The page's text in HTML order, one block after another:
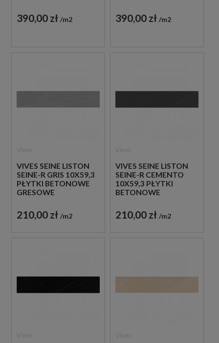
390,00 zł m2 390,00 zł m2
VIVES SEINE LISTON
SEINE-R GRIS 10X59,3
PŁYTKI BETONOWE
GRESOWE
210,00 zł m2
VIVES SEINE LISTON
SEINE-R CEMENTO
10X59,3 PŁYTKI
BETONOWE
210,00 zł m2